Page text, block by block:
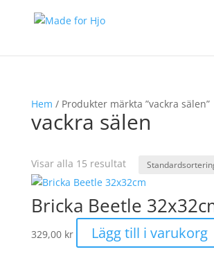
Hem / Produkter märkta ”vackra sälen”
vackra sälen
Visar alla 15 resultat
Bricka Beetle
329,00 kr Lägg till i varukorg